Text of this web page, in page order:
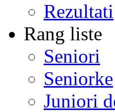
Rezultati
Rang liste
Seniori
Seniorke
Juniori